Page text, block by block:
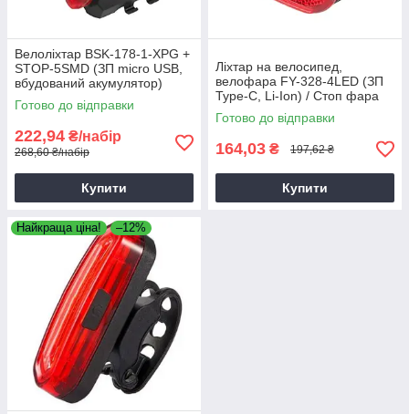
Велоліхтар BSK-178-1-XPG +
STOP-5SMD (ЗП micro USB,
вбудований акумулятор)
Готово до відправки
222,94 ₴/набір
268,60 ₴/набір
Купити
Ліхтар на велосипед,
велофара FY-328-4LED (ЗП
Type-C, Li-Ion) / Стоп фара
для велосипеда
водонепроникна
Готово до відправки
164,03 ₴ 197,62 ₴
Купити
Найкраща ціна! –12%